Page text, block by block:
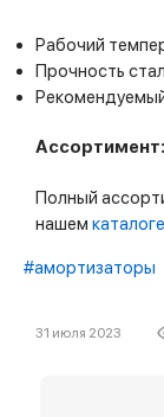
Рабочий
Прочность
Ассортимент:
Полный
нашем каталоге
#амортизаторы
31 июля 2023